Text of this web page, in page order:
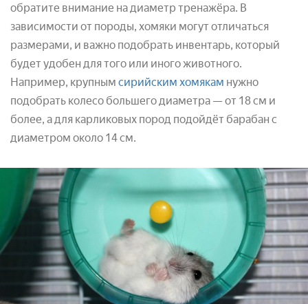
обратите внимание на диаметр тренажёра. В
зависимости от породы, хомяки могут отличаться
размерами, и важно подобрать инвентарь, который
будет удобен для того или иного животного.
Например, крупным сирийским хомякам нужно
подобрать колесо большего диаметра — от 18 см и
более, а для карликовых пород подойдёт барабан с
диаметром около 14 см.